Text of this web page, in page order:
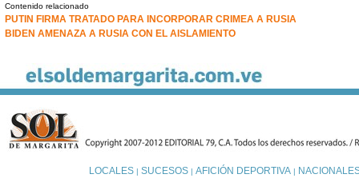
Contenido relacionado
PUTIN FIRMA TRATADO PARA INCORPORAR CRIMEA A RUSIA
BIDEN AMENAZA A RUSIA CON EL AISLAMIENTO
LOCALES| SUCESOS| AFICIÓN DEPORTIVA|